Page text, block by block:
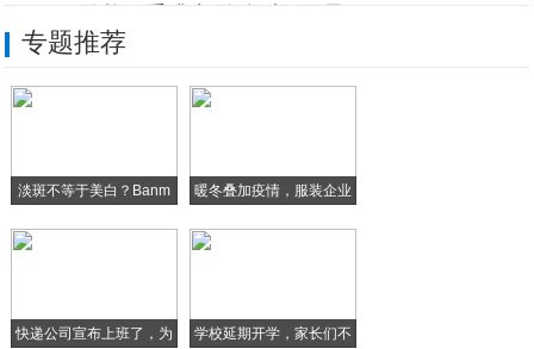
三代TKI奥希替尼不断创造生存神话，更是
七百以内各个档位手机盘点 这些是业界良心
专题推荐
淡斑不等于美白？Banm
暖冬叠加疫情，服装企业
快递公司宣布上班了，为
学校延期开学，家长们不